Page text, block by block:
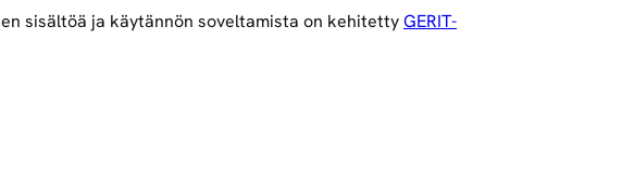
sisältöä ja käytännön soveltamista on kehitettyGERIT-